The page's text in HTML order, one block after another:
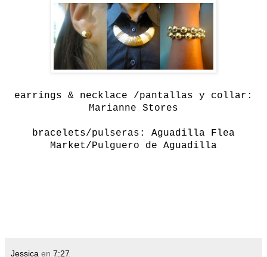
earrings & necklace /pantallas y collar:
Marianne Stores
bracelets/pulseras: Aguadilla Flea
Market/Pulguero de Aguadilla
Jessica en 7:27